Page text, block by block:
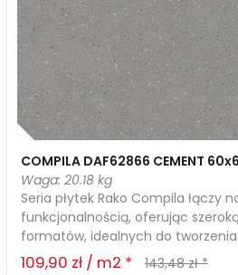
COMPILA DAF62866 CEMENT
Waga: 20.18 kg
Seria płytek Rako Compila łączy
funkcjonalnością, oferując
formatów, idealnych do tworzenia
109,90 zł / m2 *
143,48 zł *